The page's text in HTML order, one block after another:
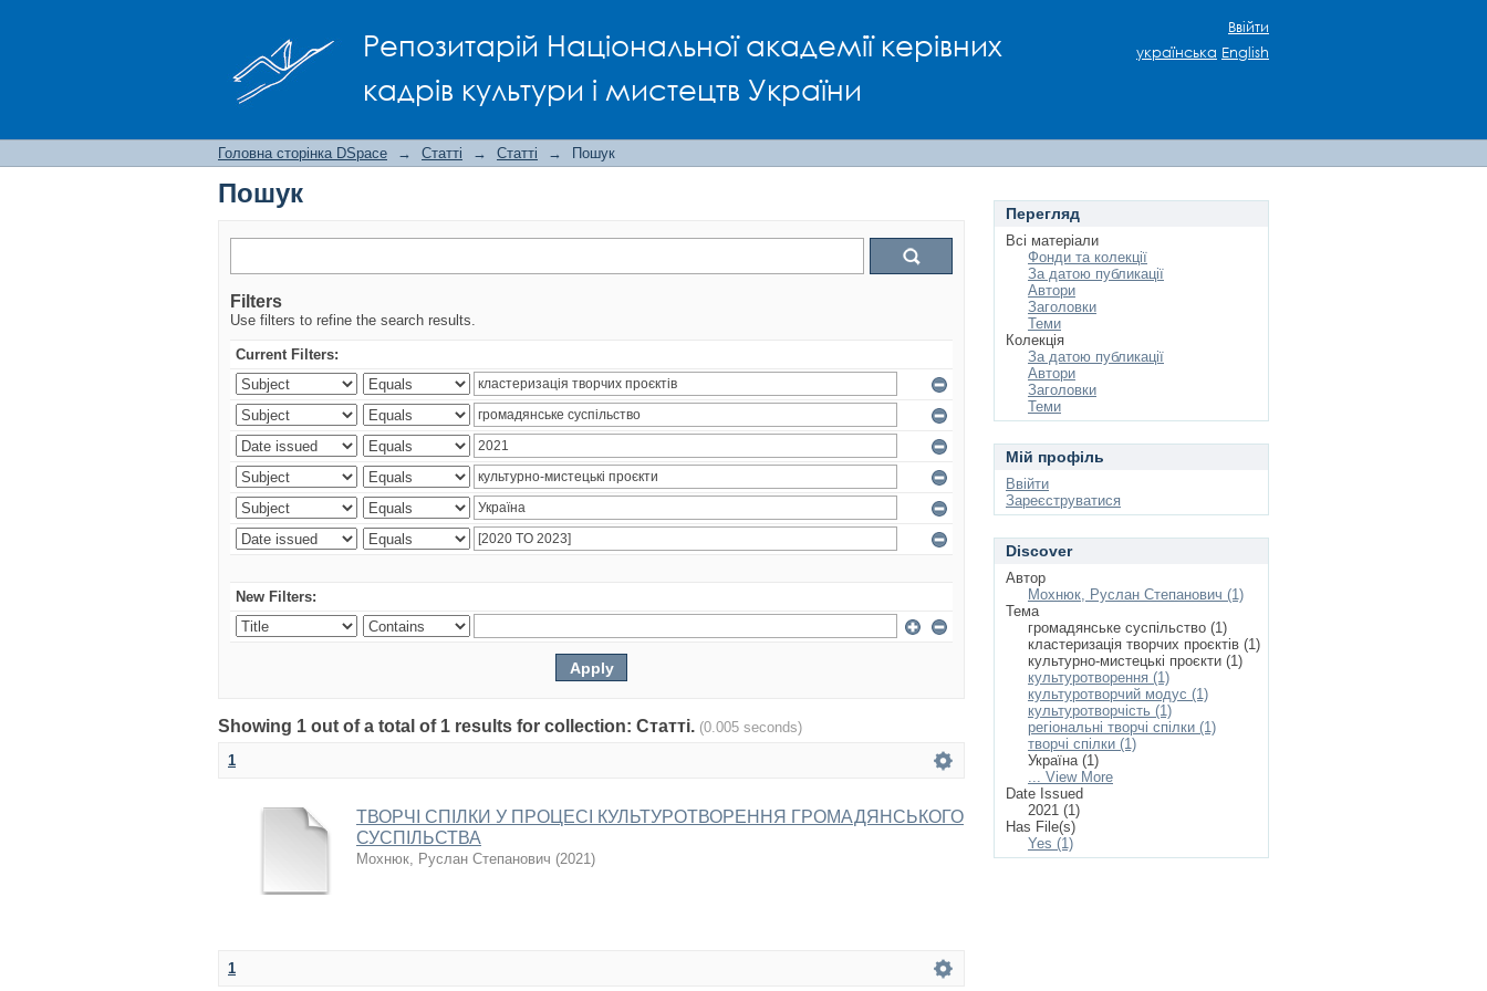
Репозитарій Національної академії керівних
кадрів культури і мистецтв України
Ввійти
українська English
Головна сторінка DSpace → Статті → Статті → Пошук
Пошук
Filters
Use filters to refine the search results.
Current Filters:
New Filters:
Showing 1 out of a total of 1 results for collection: Статті. (0.005 seconds)
1
ТВОРЧІ СПІЛКИ У ПРОЦЕСІ КУЛЬТУРОТВОРЕННЯ ГРОМАДЯНСЬКОГО
СУСПІЛЬСТВА
Мохнюк, Руслан Степанович (2021)
1
Перегляд
Всі матеріали
Фонди та колекції
За датою публикації
Автори
Заголовки
Теми
Колекція
За датою публикації
Автори
Заголовки
Теми
Мій профіль
Ввійти
Зареєструватися
Discover
Автор
Мохнюк, Руслан Степанович (1)
Тема
громадянське суспільство (1)
кластеризація творчих проєктів (1)
культурно-мистецькі проєкти (1)
культуротворення (1)
культуротворчий модус (1)
культуротворчість (1)
регіональні творчі спілки (1)
творчі спілки (1)
Україна (1)
... View More
Date Issued
2021 (1)
Has File(s)
Yes (1)